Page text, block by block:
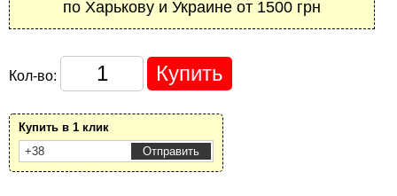
по Харькову и Украине от 1500 грн
Кол-во:
Купить в 1 клик